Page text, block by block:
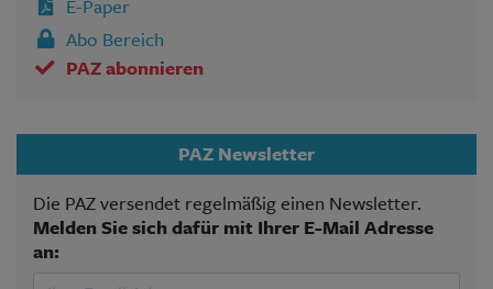
E-Paper
Abo Bereich
PAZ abonnieren
PAZ Newsletter
Die PAZ versendet regelmäßig einen Newsletter.
Melden Sie sich dafür mit Ihrer E-Mail Adresse
an: